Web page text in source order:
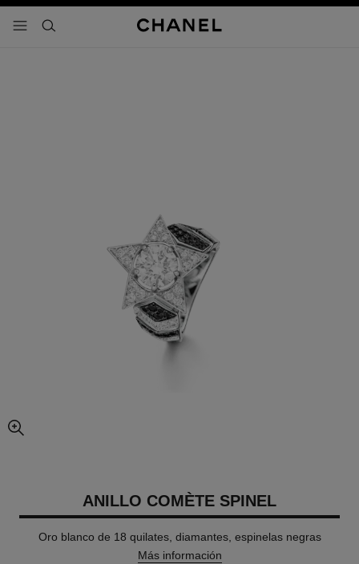
- navegación principal
buscar
imagen agrandada
ANILLO COMÈTE SPINEL
Oro blanco de 18 quilates, diamantes, espinelas negras
Más información